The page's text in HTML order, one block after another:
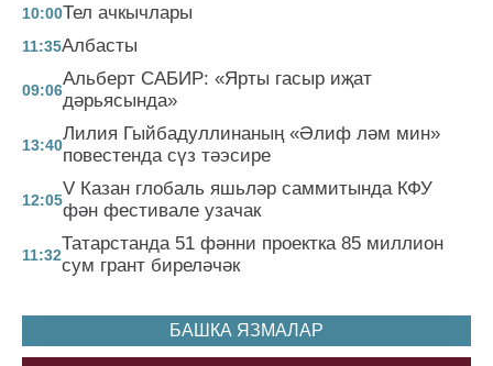
10:00Тел ачкычлары
11:35Албасты
09:06
Альберт САБИР: «Ярты гасыр иҗат
дәрьясында»
13:40
Лилия Гыйбадуллинаның «Әлиф ләм мин»
повестенда сүз тәэсире
12:05
V Казан глобаль яшьләр саммитында КФУ
фән фестивале узачак
11:32
Татарстанда 51 фәнни проектка 85 миллион
сум грант биреләчәк
БАШКА ЯЗМАЛАР